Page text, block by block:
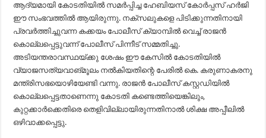
ആദ്യമായി കോടതിയിൽ സമർപ്പിച്ച ഹേബിയസ് കോർപ്പസ് ഹർജി
ഈ സംഭവത്തിൽ ആയിരുന്നു. നക്സലുകളെ പിടിക്കുന്നതിനായി
പ്രവർത്തിച്ചുവന്ന കക്കയം പോലീസ് ക്യാമ്പിൽ വെച്ച് രാജൻ
കൊല്ലപ്പെട്ടുവന്ന് പോലീസ് പിന്നീട് സമ്മതിച്ചു.
അടിയന്തരാവസ്ഥയ്ക്കു ശേഷം ഈ കേസിൽ കോടതിയിൽ
വ്യാജസത്യവാങ്മൂലം നൽകിയതിന്റെ പേരിൽ കെ. കരുണാകരനു
മന്ത്രിസഭയൊഴിയേണ്ടി വന്നു. രാജൻ പോലീസ് കസ്റ്റഡിയിൽ
കൊല്ലപ്പെട്ടതാണെന്നു കോടതി കണ്ടെത്തിയെങ്കിലും,
കുറ്റക്കാർക്കെതിരെ തെളിവില്ലായിരുന്നതിനാൽ ശിക്ഷ അപ്പീലിൽ
ഒഴിവാക്കപ്പെട്ടു.